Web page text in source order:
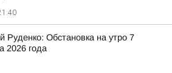
Руденко: Обстановка на утро 7
2026 года